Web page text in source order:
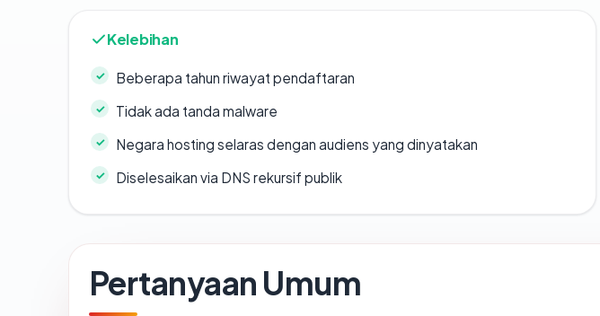
Kelebihan
Beberapa tahun riwayat pendaftaran
Tidak ada tanda malware
Negara hosting selaras dengan audiens yang dinyatakan
Diselesaikan via DNS rekursif publik
Pertanyaan Umum